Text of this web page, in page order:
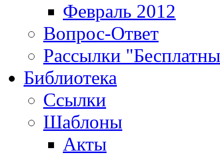
Февраль 2012
Вопрос-Ответ
Рассылки
Библиотека
Ссылки
Шаблоны
Акты